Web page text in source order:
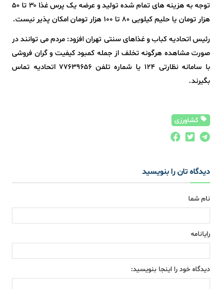
توجه به هزینه های تمام شده تولید و عرضه یک پرس غذا ۳۰ تا ۵۰
هزار تومان یا حلیم کیلویی ۸۰ تا ۱۰۰ هزار تومان امکان پذیر نیست.
رئیس اتحادیه کباب و غذاهای سنتی تهران افزود: مردم می توانند در
صورت مشاهده هرگونه تخلف از جمله کمبود کیفیت و گران فروشی
با سامانه نظارتی ۱۲۴ یا شماره تلفن ۷۷۶۳۹۶۵۶ اتحادیه تماس
بگیرند.
کشاورزی
دیدگاه تان را بنویسید
نام شما
رایانامه
دیدگاه خود را اینجا بنویسید: